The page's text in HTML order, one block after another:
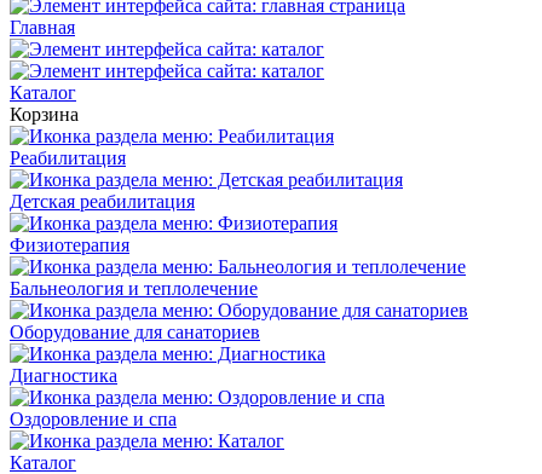
Главная
Каталог
Корзина
Реабилитация
Детская реабилитация
Физиотерапия
Бальнеология и теплолечение
Оборудование для санаториев
Диагностика
Оздоровление и спа
Каталог